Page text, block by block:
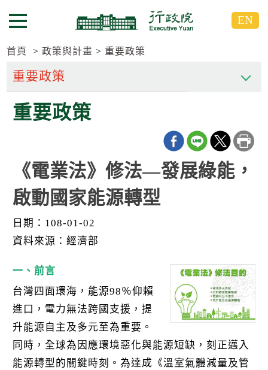
到
要
區
到
要
區
選單按鈕 EN
首頁 政策與計畫 重要政策
重要政策
《電業法》修法—發展綠能，
啟動國家能源轉型
日期：108-01-02
資料來源：經濟部
一、前言
台灣四面環海，能源98％仰賴
進口，電力無法跨國支援，提
升能源自主及多元至為重要。
同時，全球為因應環境惡化與能源短缺，刻正邁入
能源轉型的關鍵時刻。為達成《溫室氣體減量及管